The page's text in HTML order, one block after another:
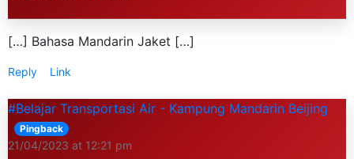
[…] Bahasa Mandarin Jaket […]
Reply Link
#Belajar Transportasi Air - Kampung Mandarin Beijing
Pingback
21/04/2023 at 12:21 pm